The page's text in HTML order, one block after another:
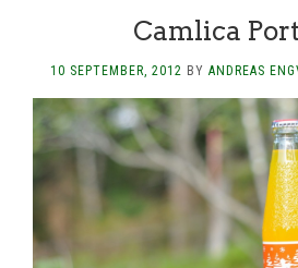
Camlica
10 SEPTEMBER, 2012 BY ANDREAS